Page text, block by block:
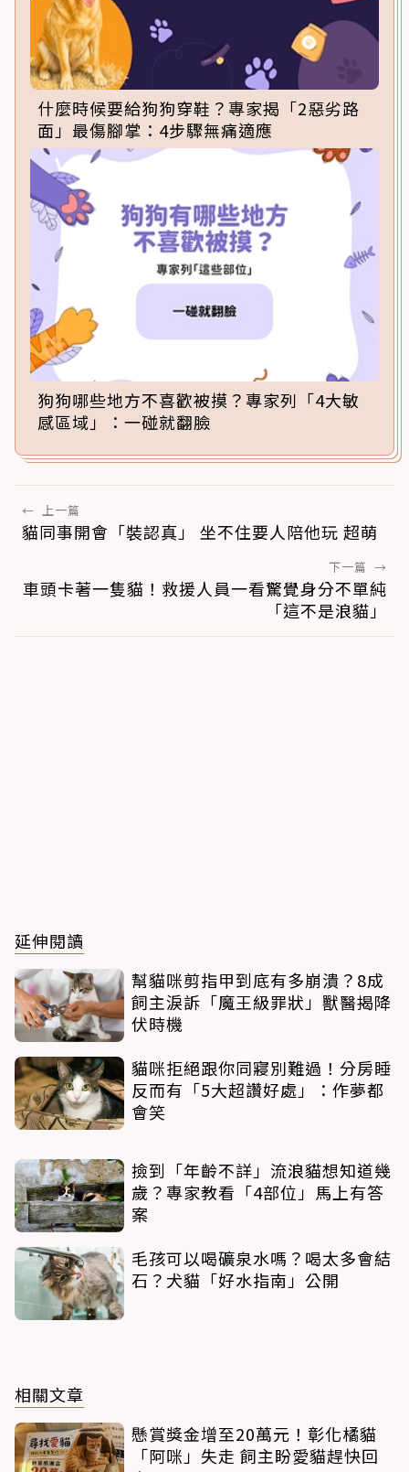
什麼時候要給狗狗穿鞋？專家揭「2惡劣路
面」最傷腳掌：4步驟無痛適應
狗狗哪些地方不喜歡被摸？專家列「4大敏
感區域」：一碰就翻臉
← 上一篇
貓同事開會「裝認真」 坐不住要人陪他玩 超萌
下一篇 →
車頭卡著一隻貓！救援人員一看驚覺身分不單純
「這不是浪貓」
延伸閱讀
幫貓咪剪指甲到底有多崩潰？8成
飼主淚訴「魔王級罪狀」獸醫揭降
伏時機
貓咪拒絕跟你同寢別難過！分房睡
反而有「5大超讚好處」：作夢都
會笑
撿到「年齡不詳」流浪貓想知道幾
歲？專家教看「4部位」馬上有答
案
毛孩可以喝礦泉水嗎？喝太多會結
石？犬貓「好水指南」公開
相關文章
懸賞獎金增至20萬元！彰化橘貓
「阿咪」失走 飼主盼愛貓趕快回